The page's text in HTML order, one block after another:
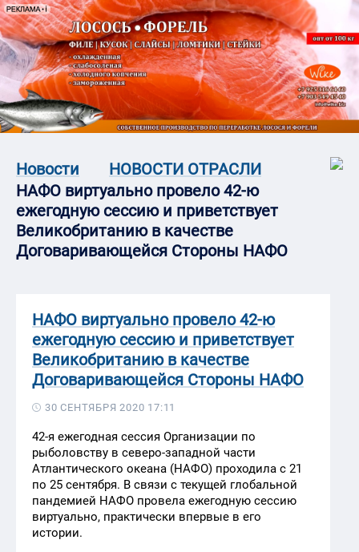
Новости
НОВОСТИ ОТРАСЛИ
НАФО виртуально провело 42-ю
ежегодную сессию и приветствует
Великобританию в качестве
Договаривающейся Стороны НАФО
НАФО виртуально провело 42-ю
ежегодную сессию и приветствует
Великобританию в качестве
Договаривающейся Стороны НАФО
30 СЕНТЯБРЯ 2020 17:11
42-я ежегодная сессия Организации по
рыболовству в северо-западной части
Атлантического океана (НАФО) проходила с 21
по 25 сентября. В связи с текущей глобальной
пандемией НАФО провела ежегодную сессию
виртуально, практически впервые в его
истории.